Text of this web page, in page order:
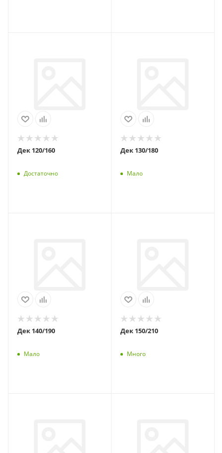
Дек 120/160
Достаточно
Дек 130/180
Мало
Дек 140/190
Мало
Дек 150/210
Много